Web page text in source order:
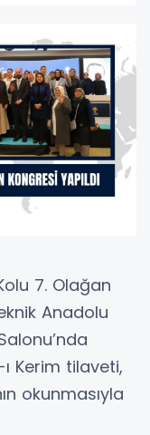
7. Olağan
Anadolu
Kerim tilaveti,
okunmasıyla